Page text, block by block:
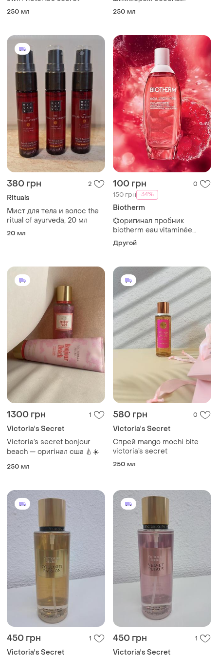
380 грн 2
Rituals
Мист для тела и волос the
ritual of ayurveda, 20 мл
100 грн 0
150 грн -34%
Biotherm
💞оригинал пробник
biotherm eau vitaminée
pulsation berry эмульсия
спрей для тела для женщин
Другой
1300 грн 1
Victoria's Secret
Victoria’s secret bonjour
beach — оригінал сша 🍐☀️
0
Спрей mango mochi bite
victoria’s secret
450 грн
Victoria's Secret
Мист. парфюмированный
спрей для тела. victoria’s
secret coconut passion
fragrance mist, 250 мл
450 грн
Victoria's Secret
Парфюмированный спрей,
мист. victoria’s secret
coconut passion fragrance
mist, 250 мл